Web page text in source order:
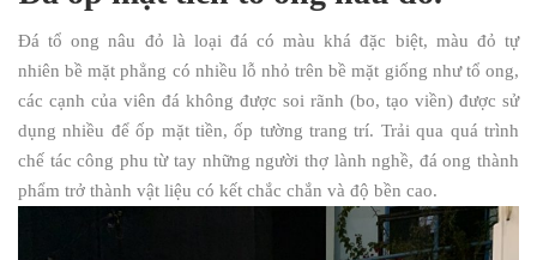
Đá tổ ong nâu đỏ là loại đá có màu khá đặc biệt, màu đỏ tự
nhiên bề mặt phẳng có nhiều lỗ nhỏ trên bề mặt giống như tổ ong,
các cạnh của viên đá không được soi rãnh (bo, tạo viền) được sử
dụng nhiều để ốp mặt tiền, ốp tường trang trí. Trải qua quá trình
chế tác công phu từ tay những người thợ lành nghề, đá ong thành
phẩm trở thành vật liệu có kết chắc chắn và độ bền cao.